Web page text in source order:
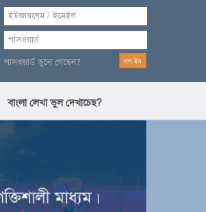
পাসওয়ার্ড ভুলে গেছেন?
বাংলা লেখা ভুল দেখাচেছ?